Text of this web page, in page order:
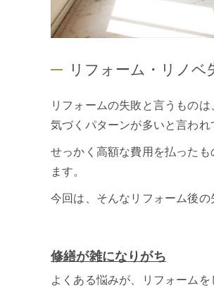
リフォーム・リノベ
リフォームの失敗と言うもの
気づくパターンが多いと言われ
せっかく高額な費用を払った
ます。
今回は、そんなリフォーム後の
修繕が雑になりがち
よくある悩みが、リフォーム